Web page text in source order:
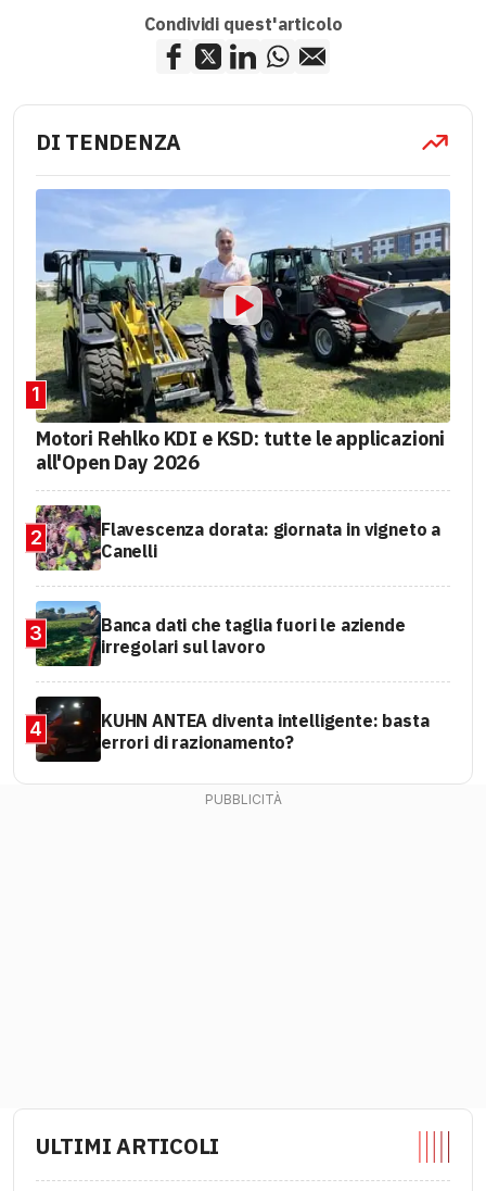
Condividi quest'articolo
DI TENDENZA
1
Motori Rehlko KDI e KSD: tutte le applicazioni
all'Open Day 2026
2
Flavescenza dorata: giornata in vigneto a
Canelli
3
Banca dati che taglia fuori le aziende
irregolari sul lavoro
4
KUHN ANTEA diventa intelligente: basta
errori di razionamento?
ULTIMI ARTICOLI